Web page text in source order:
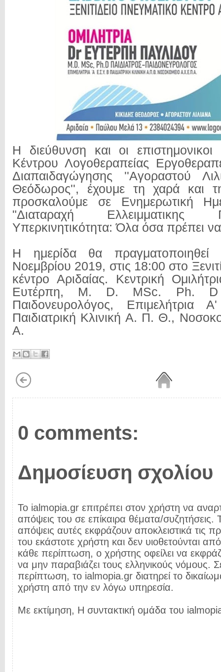
Η διεύθυνση και οι επιστημονικοι
Κέντρου Λογοθεραπείας
Διαπαιδαγώγησης ''Αγοραστού
Θεόδωρος'', έχουμε τη χαρά και
προσκαλούμε σε Ενημερωτική
"Διαταραχή
Υπερκινητικότητα: Όλα όσα πρέπει
Η ημερίδα θα
Νοεμβρίου 2019, στις 18:00 στο
κέντρο Αριδαίας. Κεντρική
Ευτέρπη, M. D. MSc. Ph. D
Παιδονευρολόγος,
Παιδιατρική Κλινική Α. Π. Θ.,
Α.
0 comments:
Δημοσίευση σχολίου
Το ialmopia.gr επιτρέπει στον χρήστη να
απόψεις του σε επίκαιρα θέματα/συζητήσεις.
απόψεις αυτές εκφράζουν αποκλειστικά τις
του εκάστοτε χρήστη και δεν υιοθετούνται
κάθε περίπτωση, ο χρήστης οφείλει να
να μην παραβιάζει τους ελληνικούς νόμους.
περίπτωση, το ialmopia.gr διατηρεί το
χρήστη από την εν λόγω υπηρεσία.
Με εκτίμηση, Η συντακτική ομάδα του